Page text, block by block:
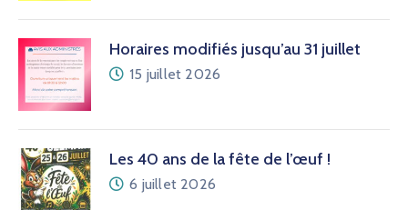
Horaires modifiés jusqu’au 31 juillet
15 juillet 2026
Les 40 ans de la fête de l’œuf !
6 juillet 2026